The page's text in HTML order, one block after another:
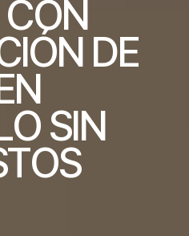
CON
IÓN DE
N
O SIN
TOS